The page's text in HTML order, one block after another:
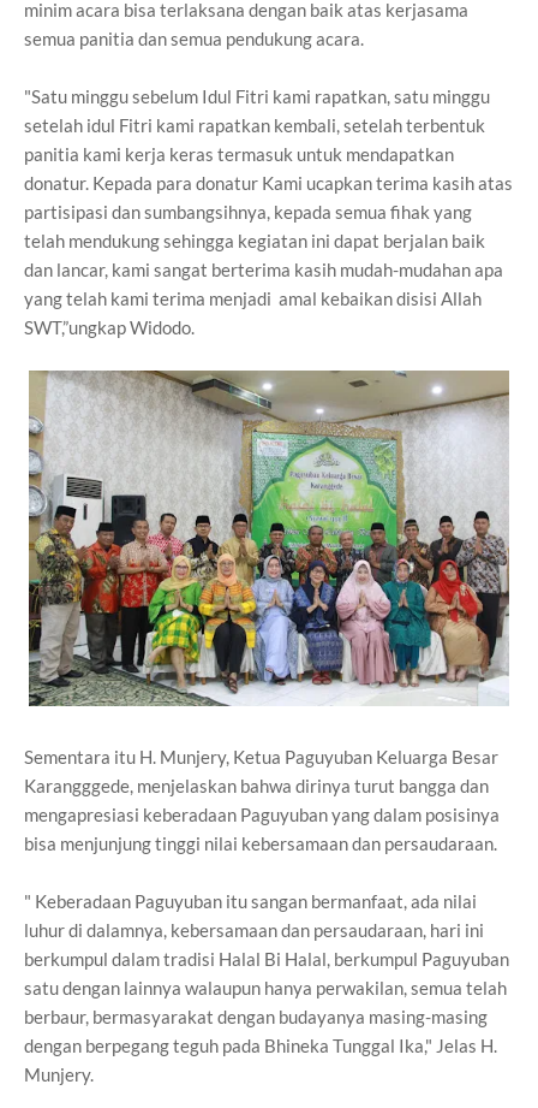
minim acara bisa terlaksana dengan baik atas kerjasama
semua panitia dan semua pendukung acara.
"Satu minggu sebelum Idul Fitri kami rapatkan, satu minggu
setelah idul Fitri kami rapatkan kembali, setelah terbentuk
panitia kami kerja keras termasuk untuk mendapatkan
donatur. Kepada para donatur Kami ucapkan terima kasih atas
partisipasi dan sumbangsihnya, kepada semua fihak yang
telah mendukung sehingga kegiatan ini dapat berjalan baik
dan lancar, kami sangat berterima kasih mudah-mudahan apa
yang telah kami terima menjadi amal kebaikan disisi Allah
SWT,”ungkap Widodo.
Sementara itu H. Munjery, Ketua Paguyuban Keluarga Besar
Karangggede, menjelaskan bahwa dirinya turut bangga dan
mengapresiasi keberadaan Paguyuban yang dalam posisinya
bisa menjunjung tinggi nilai kebersamaan dan persaudaraan.
" Keberadaan Paguyuban itu sangan bermanfaat, ada nilai
luhur di dalamnya, kebersamaan dan persaudaraan, hari ini
berkumpul dalam tradisi Halal Bi Halal, berkumpul Paguyuban
satu dengan lainnya walaupun hanya perwakilan, semua telah
berbaur, bermasyarakat dengan budayanya masing-masing
dengan berpegang teguh pada Bhineka Tunggal Ika," Jelas H.
Munjery.